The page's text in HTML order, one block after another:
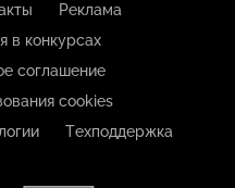
Реклама
в конкурсах
соглашение
cookies
Техподдержка